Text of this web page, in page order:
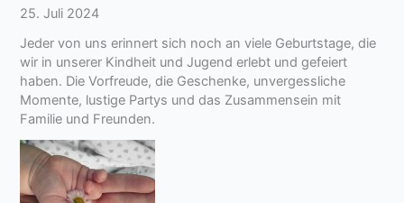
25. Juli 2024
Jeder von uns erinnert sich noch an viele Geburtstage, die
wir in unserer Kindheit und Jugend erlebt und gefeiert
haben. Die Vorfreude, die Geschenke, unvergessliche
Momente, lustige Partys und das Zusammensein mit
Familie und Freunden.